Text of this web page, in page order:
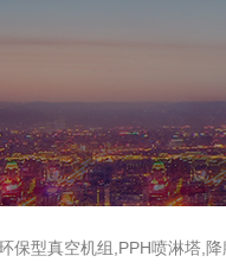
保型真空机组,PPH喷淋塔,